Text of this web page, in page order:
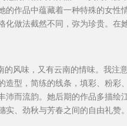
的作品中蕴藏着一种特殊的女性
做法截然不同，弥为珍贵。在
风味，又有云南的情味。我注
型，简练的线条，填彩、粉彩
而流韵。她后期的作品多描绘
、劲秋与芳春之间的自由礼赞。